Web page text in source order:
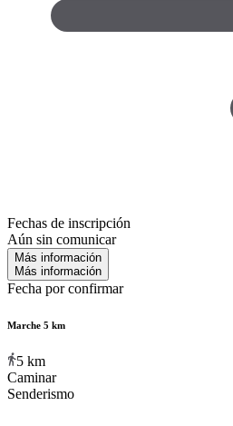
Fechas de inscripción
Aún sin comunicar
Más información
Más información
Fecha por confirmar
Marche 5 km
5 km
Caminar
Senderismo